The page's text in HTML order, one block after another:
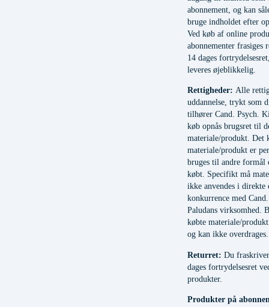
abonnement, og kan
bruge indholdet efter
Ved køb af online
abonnementer frasiges
14 dages
leveres øjeblikkelig.
Rettigheder: Alle
uddannelse, trykt som
tilhører Cand. Psych.
køb opnås brugsret til
materiale/produkt. Det
materiale/produkt er
bruges til andre formål
købt. Specifikt må
ikke anvendes i
konkurrence med
Paludans virksomhed.
købte materiale/
og kan ikke overdrages.
Returret: Du
dages fortrydelsesret
produkter.
Produkter på